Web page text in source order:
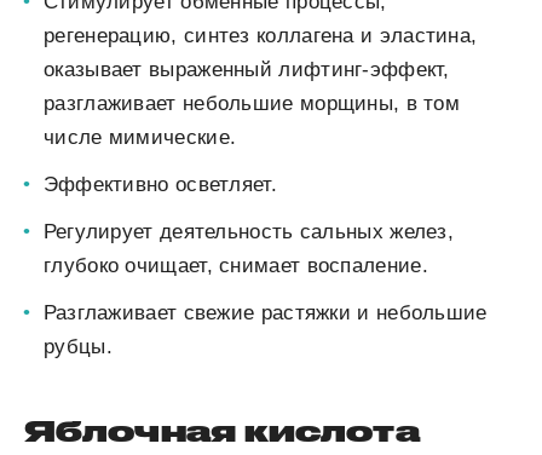
регенерацию, синтез коллагена и эластина,
оказывает выраженный лифтинг-эффект,
разглаживает небольшие морщины, в том
числе мимические.
Эффективно осветляет.
Регулирует деятельность сальных желез,
глубоко очищает, снимает воспаление.
Разглаживает свежие растяжки и небольшие
рубцы.
Яблочная кислота